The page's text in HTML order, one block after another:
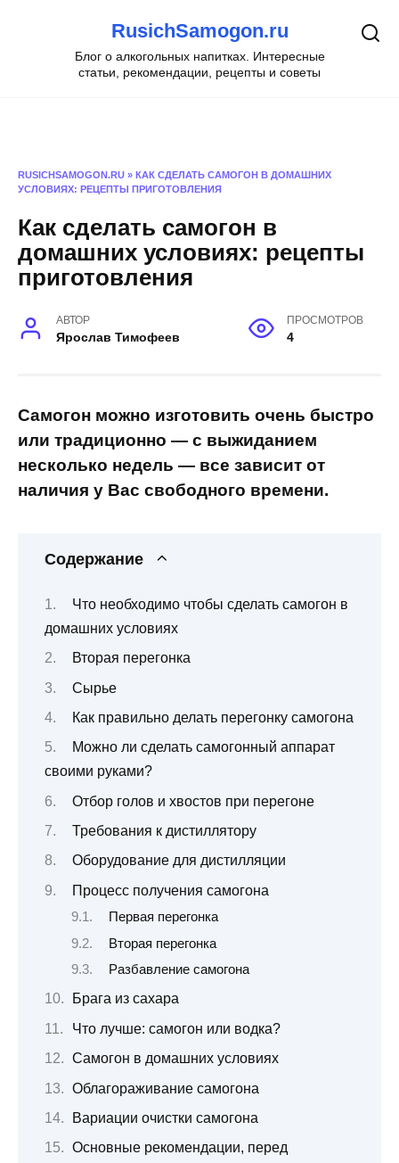
содержанию
RusichSamogon.ru
Блог о алкогольных напитках. Интересные
статьи, рекомендации, рецепты и советы
RUSICHSAMOGON.RU » КАК СДЕЛАТЬ САМОГОН В ДОМАШНИХ
УСЛОВИЯХ: РЕЦЕПТЫ ПРИГОТОВЛЕНИЯ
Как сделать самогон в
домашних условиях: рецепты
приготовления
АВТОР
Ярослав Тимофеев
ПРОСМОТРОВ
4
Самогон можно изготовить очень быстро
или традиционно — с выжиданием
несколько недель — все зависит от
наличия у Вас свободного времени.
Содержание
Что необходимо чтобы сделать самогон в
домашних условиях
Вторая перегонка
Сырье
Как правильно делать перегонку самогона
Можно ли сделать самогонный аппарат
своими руками?
Отбор голов и хвостов при перегоне
Требования к дистиллятору
Оборудование для дистилляции
Процесс получения самогона
Первая перегонка
Вторая перегонка
Разбавление самогона
Брага из сахара
Что лучше: самогон или водка?
Самогон в домашних условиях
Облагораживание самогона
Вариации очистки самогона
Основные рекомендации, перед